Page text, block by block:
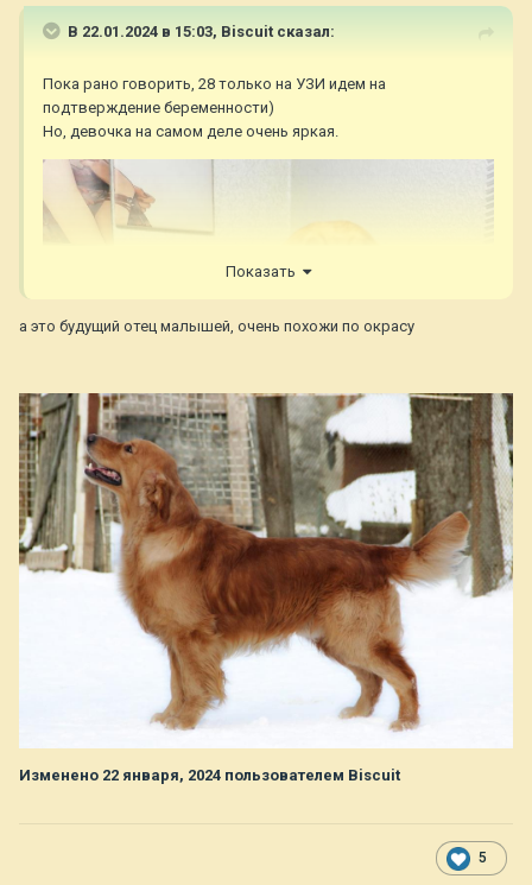
В 22.01.2024 в 15:03, Biscuit сказал:
Пока рано говорить, 28 только на УЗИ идем на
подтверждение беременности)
Но, девочка на самом деле очень яркая.
Показать
а это будущий отец малышей, очень похожи по окрасу
Изменено 22 января, 2024 пользователем Biscuit
5